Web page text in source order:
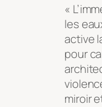
«
les
active
pour
miroir